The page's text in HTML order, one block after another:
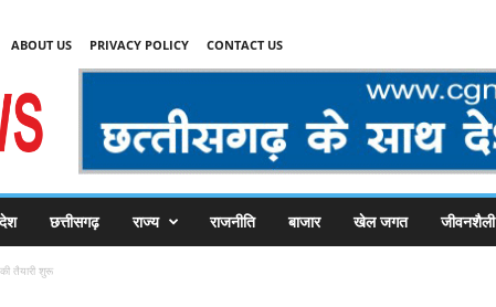
ABOUT US PRIVACY POLICY CONTACT US
छत्तीसगढ़ राज्य राजनीति बाजार खेल जगत जीवनशैली
तैयारी शुरू